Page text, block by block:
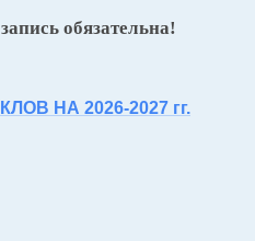
обязательна!
НА 2026-2027 гг.